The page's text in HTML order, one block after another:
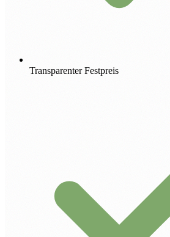
Transparenter Festpreis